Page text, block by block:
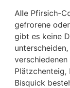
Alle Pfirsich-
gefrorene
gibt es keine
Plätzchenteig,
Bisquick